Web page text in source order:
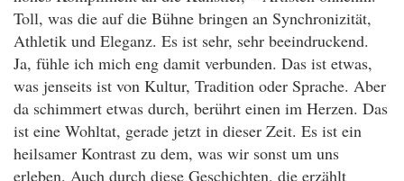
Toll, was die auf die Bühne bringen an Synchronizität,
Athletik und Eleganz. Es ist sehr, sehr beeindruckend.
Ja, fühle ich mich eng damit verbunden. Das ist etwas,
was jenseits ist von Kultur, Tradition oder Sprache. Aber
da schimmert etwas durch, berührt einen im Herzen. Das
ist eine Wohltat, gerade jetzt in dieser Zeit. Es ist ein
heilsamer Kontrast zu dem, was wir sonst um uns
erleben. Auch durch diese Geschichten, die erzählt